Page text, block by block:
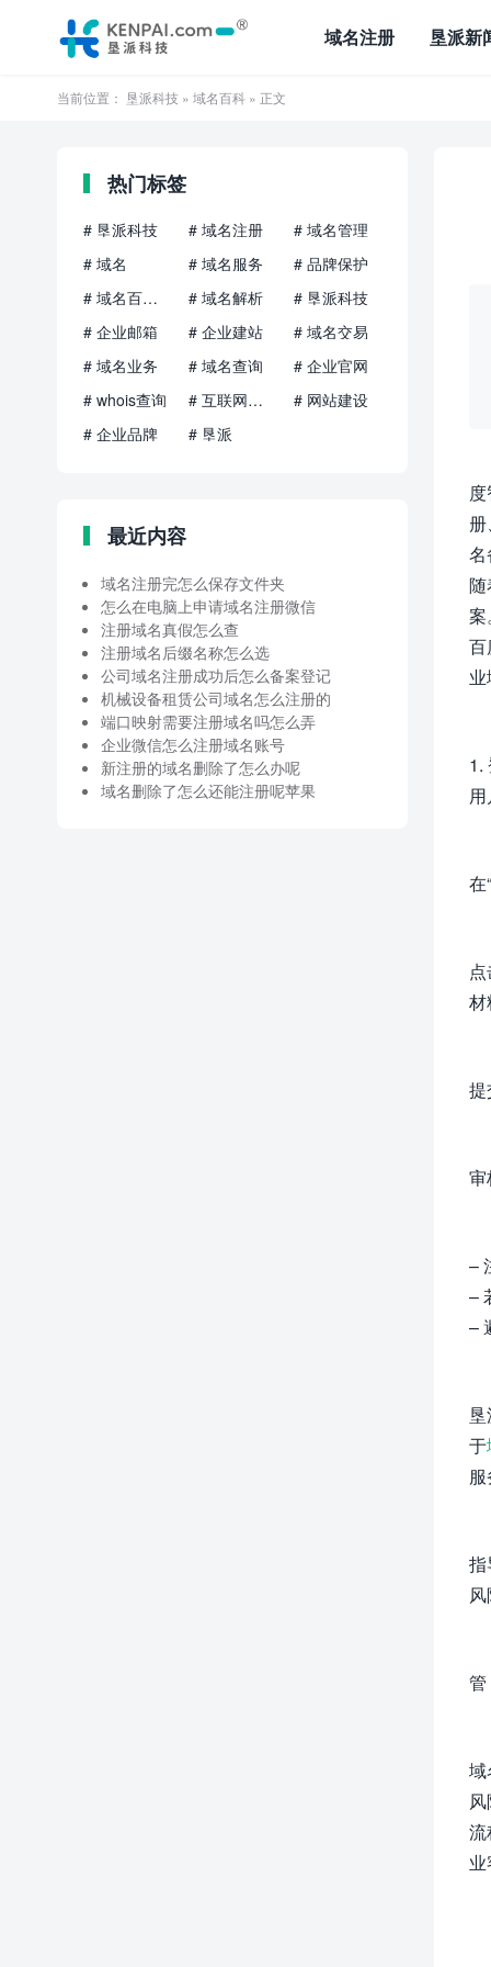
域名注册 垦派新
当前位置： 垦派科技 » 域名百科 » 正文
名
案
百
1.
在
材
提
审
–
–
–
于
指
管
域
流
热门标签
# 垦派科技 # 域名注册
# 域名管理
# 域名
# 域名服务
# 品牌保护
# 域名百科知识
# 域名解析
# 垦派科技
# 企业邮箱
# 企业建站
# 域名交易
# 域名业务
# 域名查询
# 企业官网
# whois查询
# 互联网品牌
# 网站建设
# 企业品牌
# 垦派
最近内容
域名注册完怎么保存文件夹
怎么在电脑上申请域名注册微信
注册域名真假怎么查
注册域名后缀名称怎么选
公司域名注册成功后怎么备案登记
机械设备租赁公司域名怎么注册的
端口映射需要注册域名吗怎么弄
企业微信怎么注册域名账号
新注册的域名删除了怎么办呢
域名删除了怎么还能注册呢苹果